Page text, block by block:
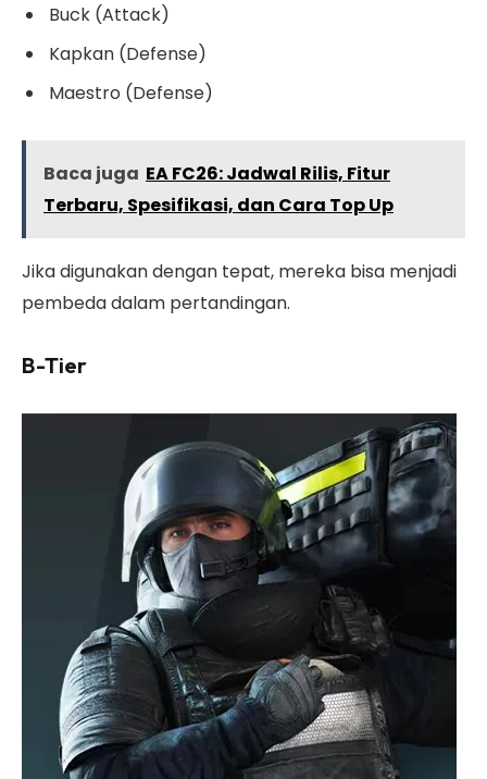
Buck (Attack)
Kapkan (Defense)
Maestro (Defense)
Baca juga EA FC26: Jadwal Rilis, Fitur
Terbaru, Spesifikasi, dan Cara Top Up
Jika digunakan dengan tepat, mereka bisa menjadi
pembeda dalam pertandingan.
B-Tier